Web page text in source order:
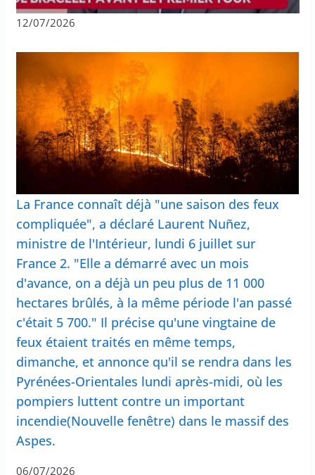
12/07/2026
La France connaît déjà "une saison des feux
compliquée", a déclaré Laurent Nuñez,
ministre de l'Intérieur, lundi 6 juillet sur
France 2. "Elle a démarré avec un mois
d'avance, on a déjà un peu plus de 11 000
hectares brûlés, à la même période l'an passé
c'était 5 700." Il précise qu'une vingtaine de
feux étaient traités en même temps,
dimanche, et annonce qu'il se rendra dans les
Pyrénées-Orientales lundi après-midi, où les
pompiers luttent contre un important
incendie(Nouvelle fenêtre) dans le massif des
Aspes.
06/07/2026